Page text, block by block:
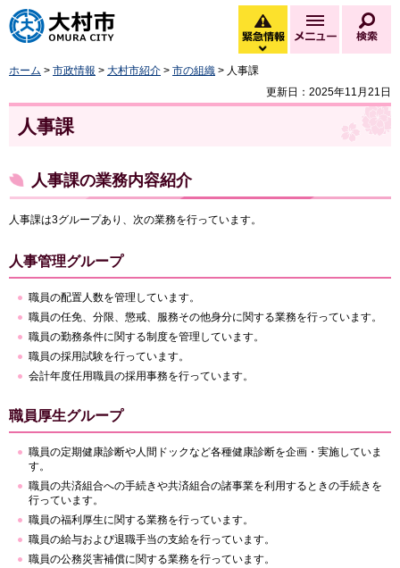
大村市
緊急情報
緊急情報を開く
メニュー
ホーム > 市政情報 > 大村市紹介 > 市の組織 > 人事課
更新日：2025年11月21日
人事課
人事課の業務内容紹介
人事課は3グループあり、次の業務を行っています。
人事管理グループ
職員の配置人数を管理しています。
職員の任免、分限、懲戒、服務その他身分に関する業務を行っています。
職員の勤務条件に関する制度を管理しています。
職員の採用試験を行っています。
会計年度任用職員の採用事務を行っています。
職員厚生グループ
職員の定期健康診断や人間ドックなど各種健康診断を企画・実施していま
す。
職員の共済組合への手続きや共済組合の諸事業を利用するときの手続きを
行っています。
職員の福利厚生に関する業務を行っています。
職員の給与および退職手当の支給を行っています。
職員の公務災害補償に関する業務を行っています。